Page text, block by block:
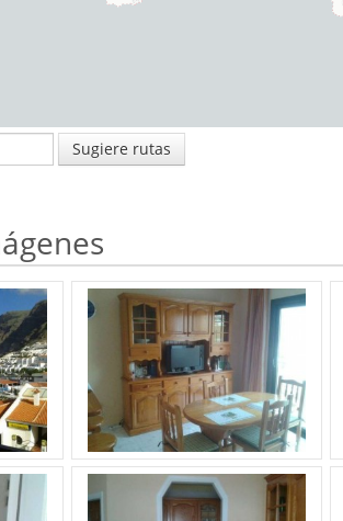
Sugiere rutas